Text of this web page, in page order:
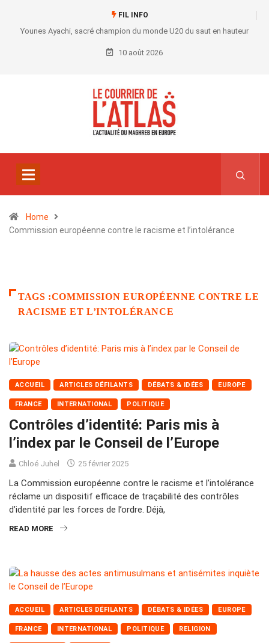
FIL INFO
Younes Ayachi, sacré champion du monde U20 du saut en hauteur
10 août 2026
Home
Commission européenne contre le racisme et l’intolérance
TAGS :COMMISSION EUROPÉENNE CONTRE LE
RACISME ET L’INTOLÉRANCE
ACCUEIL ARTICLES DÉFILANTS DÉBATS & IDÉES EUROPE
FRANCE INTERNATIONAL POLITIQUE
Contrôles d’identité: Paris mis à
l’index par le Conseil de l’Europe
Chloé Juhel 25 février 2025
La Commission européenne contre le racisme et l’intolérance
réclame un dispositif efficace de traçabilité des contrôles
d’identité par les forces de l’ordre. Déjà,
READ MORE
ACCUEIL ARTICLES DÉFILANTS DÉBATS & IDÉES EUROPE
FRANCE INTERNATIONAL POLITIQUE RELIGION